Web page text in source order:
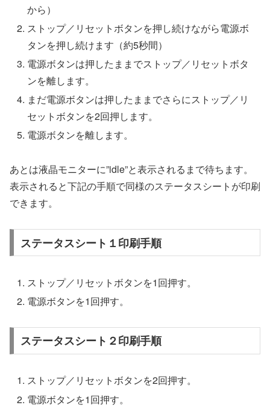
から）
ストップ／リセットボタンを押し続けながら電源ボ
タンを押し続けます（約5秒間）
電源ボタンは押したままでストップ／リセットボタ
ンを離します。
まだ電源ボタンは押したままでさらにストップ／リ
セットボタンを2回押します。
電源ボタンを離します。
あとは液晶モニターに”idle”と表示されるまで待ちます。
表示されると下記の手順で同様のステータスシートが印刷
できます。
ステータスシート１印刷手順
ストップ／リセットボタンを1回押す。
電源ボタンを1回押す。
ステータスシート２印刷手順
ストップ／リセットボタンを2回押す。
電源ボタンを1回押す。